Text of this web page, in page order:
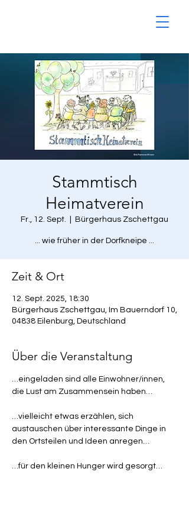
Stammtisch
Heimatverein
Fr., 12. Sept. Bürgerhaus Zschettgau
... wie früher in der Dorfkneipe ...
Zeit & Ort
12. Sept. 2025, 18:30
Bürgerhaus Zschettgau, Im Bauerndorf 10,
04838 Eilenburg, Deutschland
Über die Veranstaltung
…eingeladen sind alle Einwohner/innen,
die Lust am Zusammensein haben…
…vielleicht etwas erzählen, sich
austauschen über interessante Dinge in
den Ortsteilen und Ideen anregen…
…für den kleinen Hunger wird gesorgt…